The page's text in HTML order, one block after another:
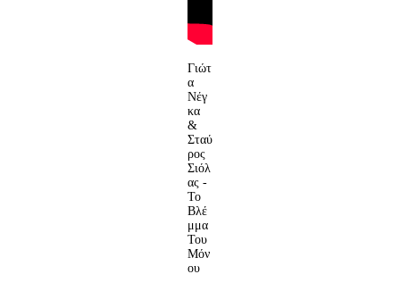
Γιώτ
α
Νέγ
κα
&
Σταύ
ρος
Σιόλ
ας -
Το
Βλέ
μμα
Του
Μόν
ου